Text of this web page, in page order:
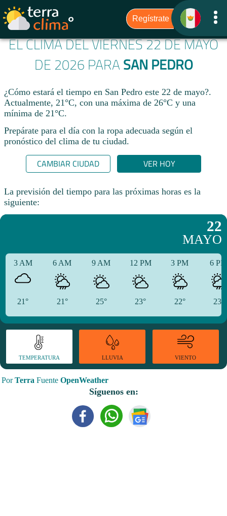
EL CLIMA DEL VIERNES 22 DE MAYO
DE 2026 PARA SAN PEDRO
¿Cómo estará el tiempo en San Pedro este 22 de mayo?.
Actualmente, 21°C, con una máxima de 26°C y una
mínima de 21°C.
Prepárate para el día con la ropa adecuada según el
pronóstico del clima de tu ciudad.​
CAMBIAR CIUDAD VER HOY
La previsión del tiempo para las próximas horas es la
siguiente:
22
MAYO
3 AM
21°
6 AM
21°
9 AM
25°
12 PM
23°
3 PM
22°
6
23°
TEMPERATURA LLUVIA VIENTO
PorTerra Fuente OpenWeather
Síguenos en: